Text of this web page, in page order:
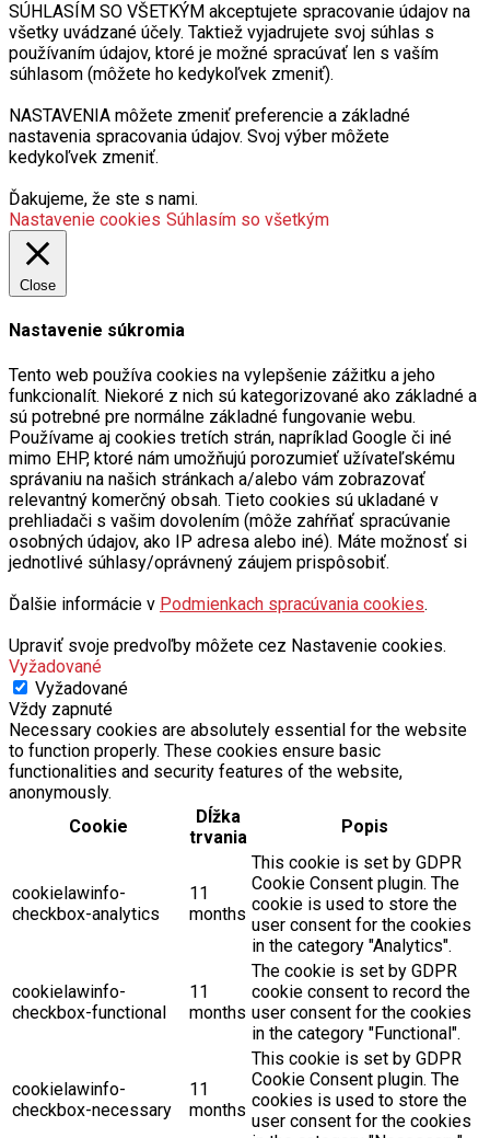
SÚHLASÍM SO VŠETKÝM akceptujete spracovanie údajov na
všetky uvádzané účely. Taktiež vyjadrujete svoj súhlas s
používaním údajov, ktoré je možné spracúvať len s vaším
súhlasom (môžete ho kedykoľvek zmeniť).
NASTAVENIA môžete zmeniť preferencie a základné
nastavenia spracovania údajov. Svoj výber môžete
kedykoľvek zmeniť.
Ďakujeme, že ste s nami.
Nastavenie cookies Súhlasím so všetkým
Close
Nastavenie súkromia
Tento web používa cookies na vylepšenie zážitku a jeho
funkcionalít. Niekoré z nich sú kategorizované ako základné a
sú potrebné pre normálne základné fungovanie webu.
Používame aj cookies tretích strán, napríklad Google či iné
mimo EHP, ktoré nám umožňujú porozumieť užívateľskému
správaniu na našich stránkach a/alebo vám zobrazovať
relevantný komerčný obsah. Tieto cookies sú ukladané v
prehliadači s vašim dovolením (môže zahŕňať spracúvanie
osobných údajov, ako IP adresa alebo iné). Máte možnosť si
jednotlivé súhlasy/oprávnený záujem prispôsobiť.
Ďalšie informácie v Podmienkach spracúvania cookies.
Upraviť svoje predvoľby môžete cez Nastavenie cookies.
Vyžadované
Vyžadované
Vždy zapnuté
Necessary cookies are absolutely essential for the website
to function properly. These cookies ensure basic
functionalities and security features of the website,
anonymously.
Cookie
Dĺžka
trvania
Popis
cookielawinfo-
checkbox-analytics
11
months
This cookie is set by GDPR
Cookie Consent plugin. The
cookie is used to store the
user consent for the cookies
in the category "Analytics".
cookielawinfo-
checkbox-functional
11
months
The cookie is set by GDPR
cookie consent to record the
user consent for the cookies
in the category "Functional".
cookielawinfo-
checkbox-necessary
11
months
This cookie is set by GDPR
Cookie Consent plugin. The
cookies is used to store the
user consent for the cookies